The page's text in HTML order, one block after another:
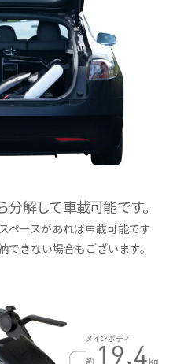
解して車載可能です。
ペースがあれば車載可能です
できない場合もございます。